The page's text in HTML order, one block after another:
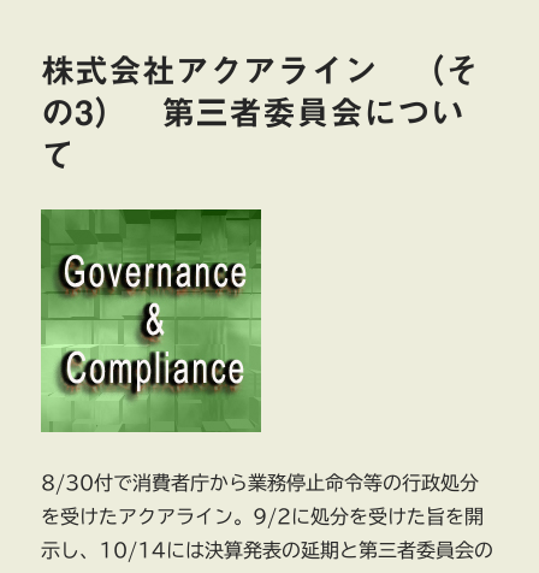
員
会
の
懸
念
中
村
直
人
弁
護
に
株式会社アクアライン （そ
の3） 第三者委員会につい
て
8/30付で消費者庁から業務停止命令等の行政処分
を受けたアクアライン。9/2に処分を受けた旨を開
示し、10/14には決算発表の延期と第三者委員会の